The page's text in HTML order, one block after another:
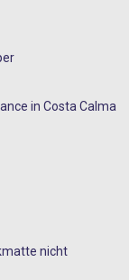
in Costa Calma
nicht